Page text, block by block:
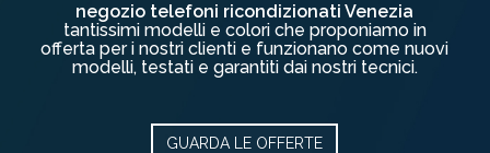
negozio telefoni ricondizionati Venezia
tantissimi modelli e colori che proponiamo in
offerta per i nostri clienti e funzionano come nuovi
modelli, testati e garantiti dai nostri tecnici.
GUARDA LE OFFERTE